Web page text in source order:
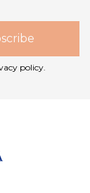
policy.